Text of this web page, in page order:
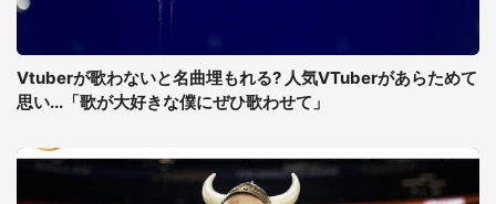
Vtuberが歌わないと名曲埋もれる? 人気VTuberがあらためて
思い...「歌が大好きな僕にぜひ歌わせて」